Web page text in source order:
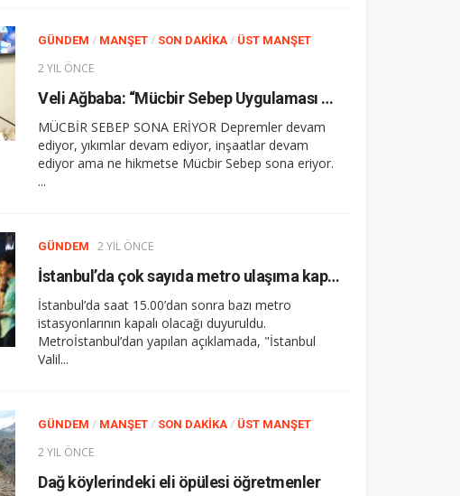
GÜNDEM / MANŞET / SON DAKIKA / ÜST MANŞET
2 YIL ÖNCE
Veli Ağbaba: “Mücbir Sebep Uygulaması Sona Ererse Deprem Bölgesinde Ciddi Sıkıntılar Yaşanır”
MÜCBİR SEBEP SONA ERİYOR Depremler devam
ediyor, yıkımlar devam ediyor, inşaatlar devam
ediyor ama ne hikmetse Mücbir Sebep sona eriyor.
...
GÜNDEM 2 YIL ÖNCE
İstanbul’da çok sayıda metro ulaşıma kapatılacak
İstanbul’da saat 15.00’dan sonra bazı metro
istasyonlarının kapalı olacağı duyuruldu.
Metroİstanbul’dan yapılan açıklamada, "İstanbul
Valil...
GÜNDEM / MANŞET / SON DAKIKA / ÜST MANŞET
2 YIL ÖNCE
Dağ köylerindeki eli öpülesi öğretmenler